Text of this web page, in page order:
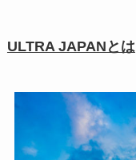
ULTRA JAPANとは